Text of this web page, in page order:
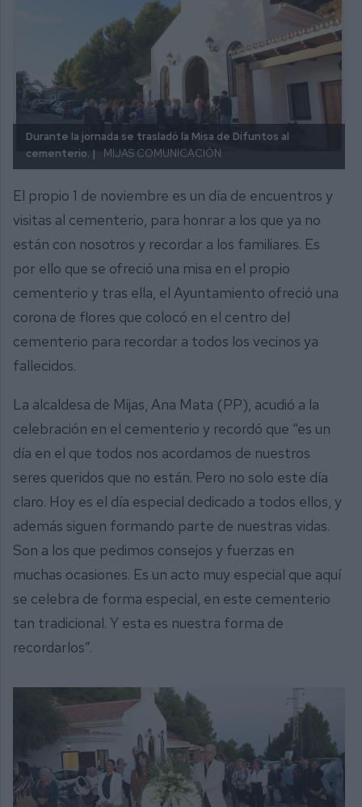
Durante la jornada se trasladó la Misa de Difuntos al
cementerio. |
MIJAS COMUNICACIÓN
El propio 1 de noviembre es un día de encuentros y
visitas al cementerio, para honrar a los que ya no
están con nosotros y recordar a los familiares. Es
por ello que se ofreció una misa en el propio
cementerio y tras ella, el Ayuntamiento ofreció una
corona de flores que colocó en el centro del
cementerio para recordar a todos los vecinos ya
fallecidos.
La alcaldesa de Mijas, Ana Mata (PP), acudió a la
celebración en el cementerio y recordó que “es un
día en el que todos nos acordamos de nuestros
seres queridos que no están. Pero no solo este día
claro. Hoy es el día especial dedicado a todos ellos, y
además siguen formando parte de nuestras vidas.
Son a los que pedimos consejos y fuerzas en
muchas ocasiones. Es un acto muy especial que aquí
se celebra de forma especial, en este cementerio
tan tradicional. Y esta es nuestra forma de
recordarlos”.